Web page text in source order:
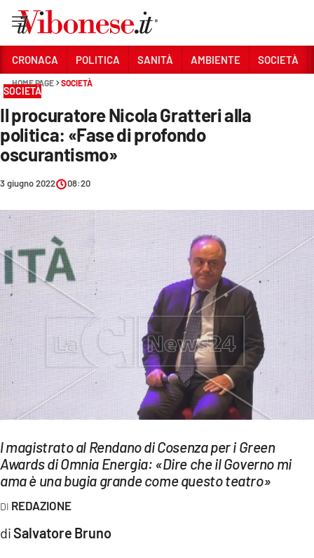
Sezioni
CRONACA
POLITICA
CULTURA
ECONOMIA E LAVORO
EVENTI
Streaming
LAC TV
LAC NETWORK
LAC ONAIR
Network
CRONACA POLITICA SANITÀ AMBIENTE SOCIETÀ
HOME PAGE SOCIETÀ
SOCIETÀ
Il procuratore Nicola Gratteri alla
politica: «Fase di profondo
oscurantismo»
3 giugno 2022 08:20
l magistrato al Rendano di Cosenza per i Green
Awards di Omnia Energia: «Dire che il Governo mi
ama è una bugia grande come questo teatro»
REDAZIONE
diSalvatore Bruno